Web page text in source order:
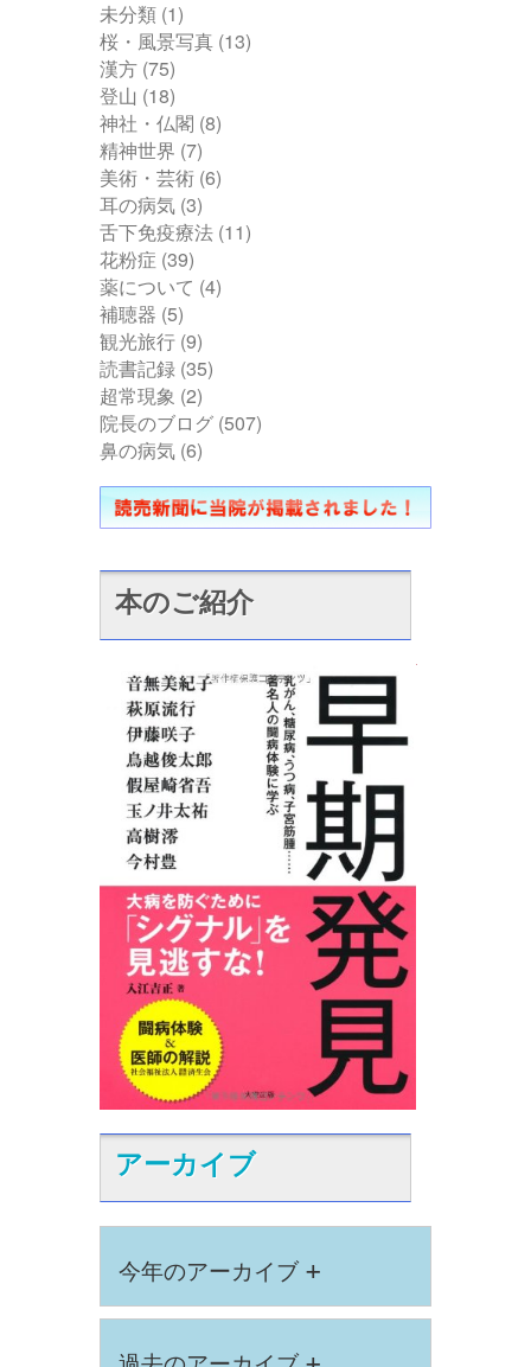
未分類 (1)
桜・風景写真 (13)
漢方 (75)
登山 (18)
神社・仏閣 (8)
精神世界 (7)
美術・芸術 (6)
耳の病気 (3)
舌下免疫療法 (11)
花粉症 (39)
薬について (4)
補聴器 (5)
観光旅行 (9)
読書記録 (35)
超常現象 (2)
院長のブログ (507)
鼻の病気 (6)
本のご紹介
アーカイブ
今年のアーカイブ +